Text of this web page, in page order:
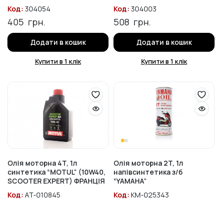
Код: 304054
405 грн.
Додати в кошик
Купити в 1 клік
Код: 304003
508 грн.
Додати в кошик
Купити в 1 клік
Олія моторна 4T, 1л
синтетика “MOTUL” (10W40,
SCOOTER EXPERT) ФРАНЦІЯ
Код: AT-010845
Олія моторна 2T, 1л
напівсинтетика з/б
“YAMAHA”
Код: KM-025343